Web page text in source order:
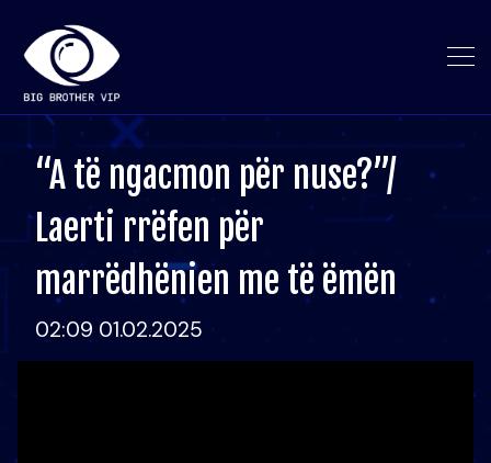
“A të ngacmon për nuse?”/
Laerti rrëfen për
marrëdhënien me të ëmën
02:09 01.02.2025